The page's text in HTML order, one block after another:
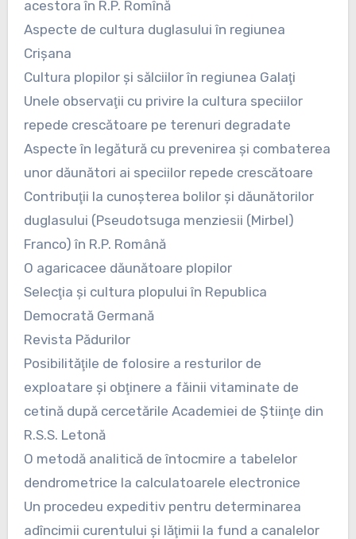
acestora în R.P. Romînă
Aspecte de cultura duglasului în regiunea
Crişana
Cultura plopilor şi sălciilor în regiunea Galaţi
Unele observaţii cu privire la cultura speciilor
repede crescătoare pe terenuri degradate
Aspecte în legătură cu prevenirea şi combaterea
unor dăunători ai speciilor repede crescătoare
Contribuţii la cunoşterea bolilor şi dăunătorilor
duglasului (Pseudotsuga menziesii (Mirbel)
Franco) în R.P. Română
O agaricacee dăunătoare plopilor
Selecţia şi cultura plopului în Republica
Democrată Germană
Revista Pădurilor
Posibilităţile de folosire a resturilor de
exploatare şi obţinere a făinii vitaminate de
cetină după cercetările Academiei de Ştiinţe din
R.S.S. Letonă
O metodă analitică de întocmire a tabelelor
dendrometrice la calculatoarele electronice
Un procedeu expeditiv pentru determinarea
adîncimii curentului şi lăţimii la fund a canalelor